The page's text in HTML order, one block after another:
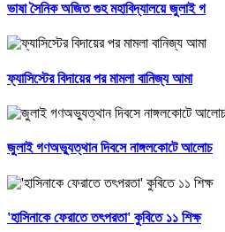
ভাষা সৈনিক অজিত গুহ মহাবিদ্যালয়ে জুলাই গ
ফ্যাসিস্টের বিদায়ের পর মামলা বানিজ্য আমা
জুলাই গণঅভ্যুত্থান দিবসে নাঙ্গলকোটে আলোচ
'হাসিনাকে ফেরাতে তৎপরতা' কুবিতে ১১ শিক্ষ